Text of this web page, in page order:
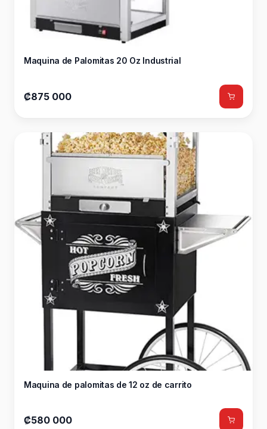
Maquina de Palomitas 20 Oz Industrial
₡875 000
Maquina de palomitas de 12 oz de carrito
₡580 000